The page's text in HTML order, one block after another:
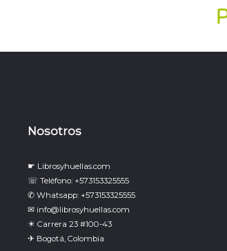
Nosotros
☛ Librosyhuellas.com
☏ Teléfono: +573153325555
✆ Whatsapp: +573153325555
✉ info@librosyhuellas.com
☀ Carrera 23 #100-43
✈ Bogotá, Colombia